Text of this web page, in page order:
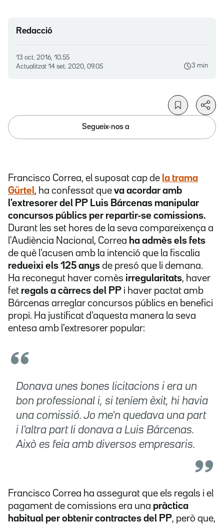
Redacció
13 oct. 2016, 10.55
Actualitzat 14 set. 2020, 09.05 3 min
Segueix-nos a
Francisco Correa, el suposat cap de la trama
Gürtel, ha confessat que va acordar amb
l'extresorer del PP Luis Bárcenas manipular
concursos públics per repartir-se comissions.
Durant les set hores de la seva compareixença a
l'Audiència Nacional, Correa ha admès els fets
de què l'acusen amb la intenció que la fiscalia
redueixi els 125 anys de presó que li demana.
Ha reconegut haver comès irregularitats, haver
fet regals a càrrecs del PP i haver pactat amb
Bárcenas arreglar concursos públics en benefici
propi. Ha justificat d'aquesta manera la seva
entesa amb l'extresorer popular:
Donava unes bones licitacions i era un
bon professional i, si teníem èxit, hi havia
una comissió. Jo me'n quedava una part
i l'altra part li donava a Luis Bárcenas.
Això es feia amb diversos empresaris.
Francisco Correa ha assegurat que els regals i el
pagament de comissions era una pràctica
habitual per obtenir contractes del PP, però que,